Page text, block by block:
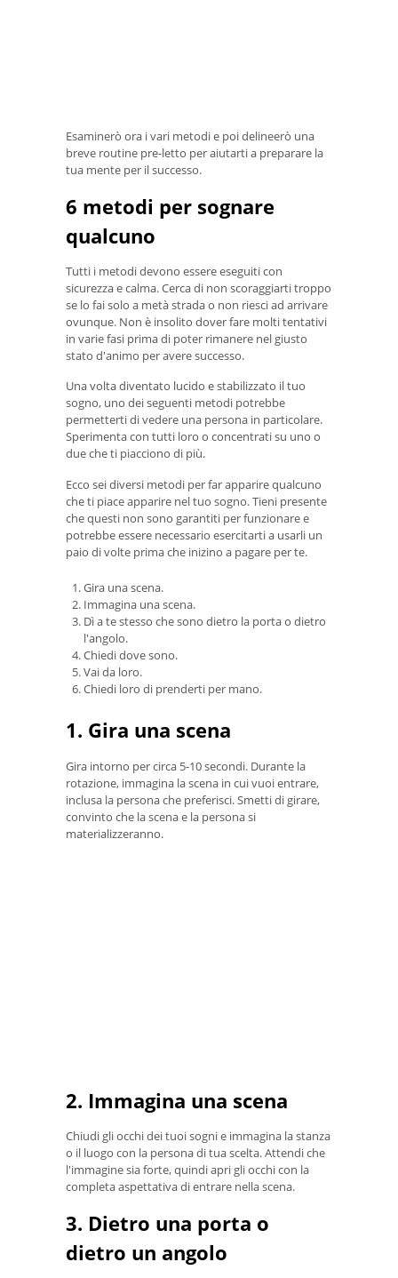
Esaminerò ora i vari metodi e poi delineerò una
breve routine pre-letto per aiutarti a preparare la
tua mente per il successo.
6 metodi per sognare
qualcuno
Tutti i metodi devono essere eseguiti con
sicurezza e calma. Cerca di non scoraggiarti troppo
se lo fai solo a metà strada o non riesci ad arrivare
ovunque. Non è insolito dover fare molti tentativi
in ​​varie fasi prima di poter rimanere nel giusto
stato d'animo per avere successo.
Una volta diventato lucido e stabilizzato il tuo
sogno, uno dei seguenti metodi potrebbe
permetterti di vedere una persona in particolare.
Sperimenta con tutti loro o concentrati su uno o
due che ti piacciono di più.
Ecco sei diversi metodi per far apparire qualcuno
che ti piace apparire nel tuo sogno. Tieni presente
che questi non sono garantiti per funzionare e
potrebbe essere necessario esercitarti a usarli un
paio di volte prima che inizino a pagare per te.
Gira una scena.
Immagina una scena.
Dì a te stesso che sono dietro la porta o dietro
l'angolo.
Chiedi dove sono.
Vai da loro.
Chiedi loro di prenderti per mano.
1. Gira una scena
Gira intorno per circa 5-10 secondi. Durante la
rotazione, immagina la scena in cui vuoi entrare,
inclusa la persona che preferisci. Smetti di girare,
convinto che la scena e la persona si
materializzeranno.
2. Immagina una scena
Chiudi gli occhi dei tuoi sogni e immagina la stanza
o il luogo con la persona di tua scelta. Attendi che
l'immagine sia forte, quindi apri gli occhi con la
completa aspettativa di entrare nella scena.
3. Dietro una porta o
dietro un angolo